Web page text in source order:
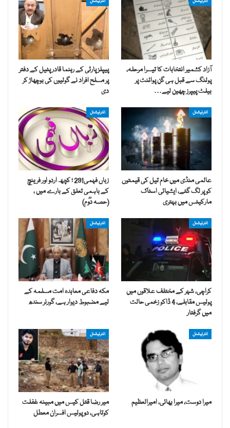
آزاد کشمیر انتخابات کا تیسرا مرحلہ،
پولنگ سے قبل ہی گن پوائنٹ پر
بیلٹ پیپرز چھین لیے…
پیپلز پارٹی کے رہنما قادر پٹیل کے دفتر
پر مسلح افراد نے گولیوں کی بوچھاڑ کر
دی
انٹرنیشنل
عالمی منڈی میں خام تیل کی قیمتوں
کو پر لگ گئے، ایشیائی اسٹاک
مارکیٹس میں بہتری
انٹرنیشنل
زباں فہمی291 ؛ کچھ اردو اور فرینچ
کے باہمی تعلق کے بارے میں ،
(حصہ دُوُم)
انٹرنیشنل
کراچی، شہر کے مختلف علاقوں میں
پولیس مقابلے، 4 ڈاکو زخمی حالت
میں گرفتار
انٹرنیشنل
مکہ دفاعی معاہدہ امت مسلمہ کے
لیے مضبوط دیوار ہے، گورنر سندھ
انٹرنیشنل
میرا دوست، میرا بھائی، امیرالعظیم
انٹرنیشنل
میر رضا قتل کیس میں مبینہ غفلت
کوتاہی، دو پولیس افسران معطل